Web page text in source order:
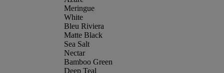
Meringue
White
Bleu Riviera
Matte Black
Sea Salt
Nectar
Bamboo Green
Deep Teal